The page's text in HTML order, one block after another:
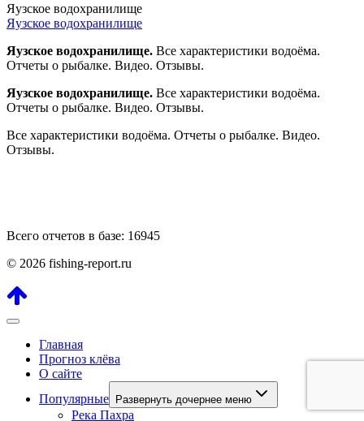
Яузское водохранилище
Яузское водохранилище
Яузское водохранилище. Все характеристики водоёма.
Отчеты о рыбалке. Видео. Отзывы.
Яузское водохранилище. Все характеристики водоёма.
Отчеты о рыбалке. Видео. Отзывы.
Все характеристики водоёма. Отчеты о рыбалке. Видео.
Отзывы.
Всего отчетов в базе: 16945
© 2026 fishing-report.ru
Главная
Прогноз клёва
О сайте
Популярные
Развернуть дочернее меню
Река Пахра